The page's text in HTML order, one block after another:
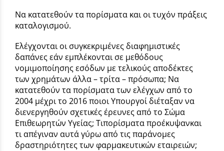
Να κατατεθούν τα πορίσματα και οι τυχόν πράξεις
καταλογισμού.
Ελέγχονται οι συγκεκριμένες διαφημιστικές
δαπάνες εάν εμπλέκονται σε μεθόδους
νομιμοποίησης εσόδων με τελικούς αποδέκτες
των χρημάτων άλλα – τρίτα – πρόσωπα; Να
κατατεθούν τα πορίσματα των ελέγχων από το
2004 μέχρι το 2016 ποιοι Υπουργοί διέταξαν να
διενεργηθούν σχετικές έρευνες από το Σώμα
Επιθεωρητών Υγείας; Τιπορίσματα προέκυψανκαι
τι απέγιναν αυτά γύρω από τις παράνομες
δραστηριότητες των φαρμακευτικών εταιρειών;